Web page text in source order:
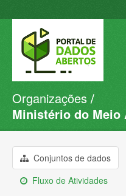
Conjuntos de dados
Organizações
Sobre
Organizações
Ministério do Meio
Conjuntos de dados
Fluxo de Atividades